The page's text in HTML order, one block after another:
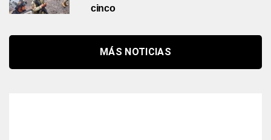
cinco
MÁS NOTICIAS